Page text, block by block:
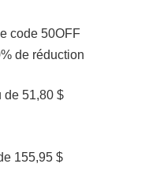
code 50OFF
de réduction
de 51,80 $
155,95 $